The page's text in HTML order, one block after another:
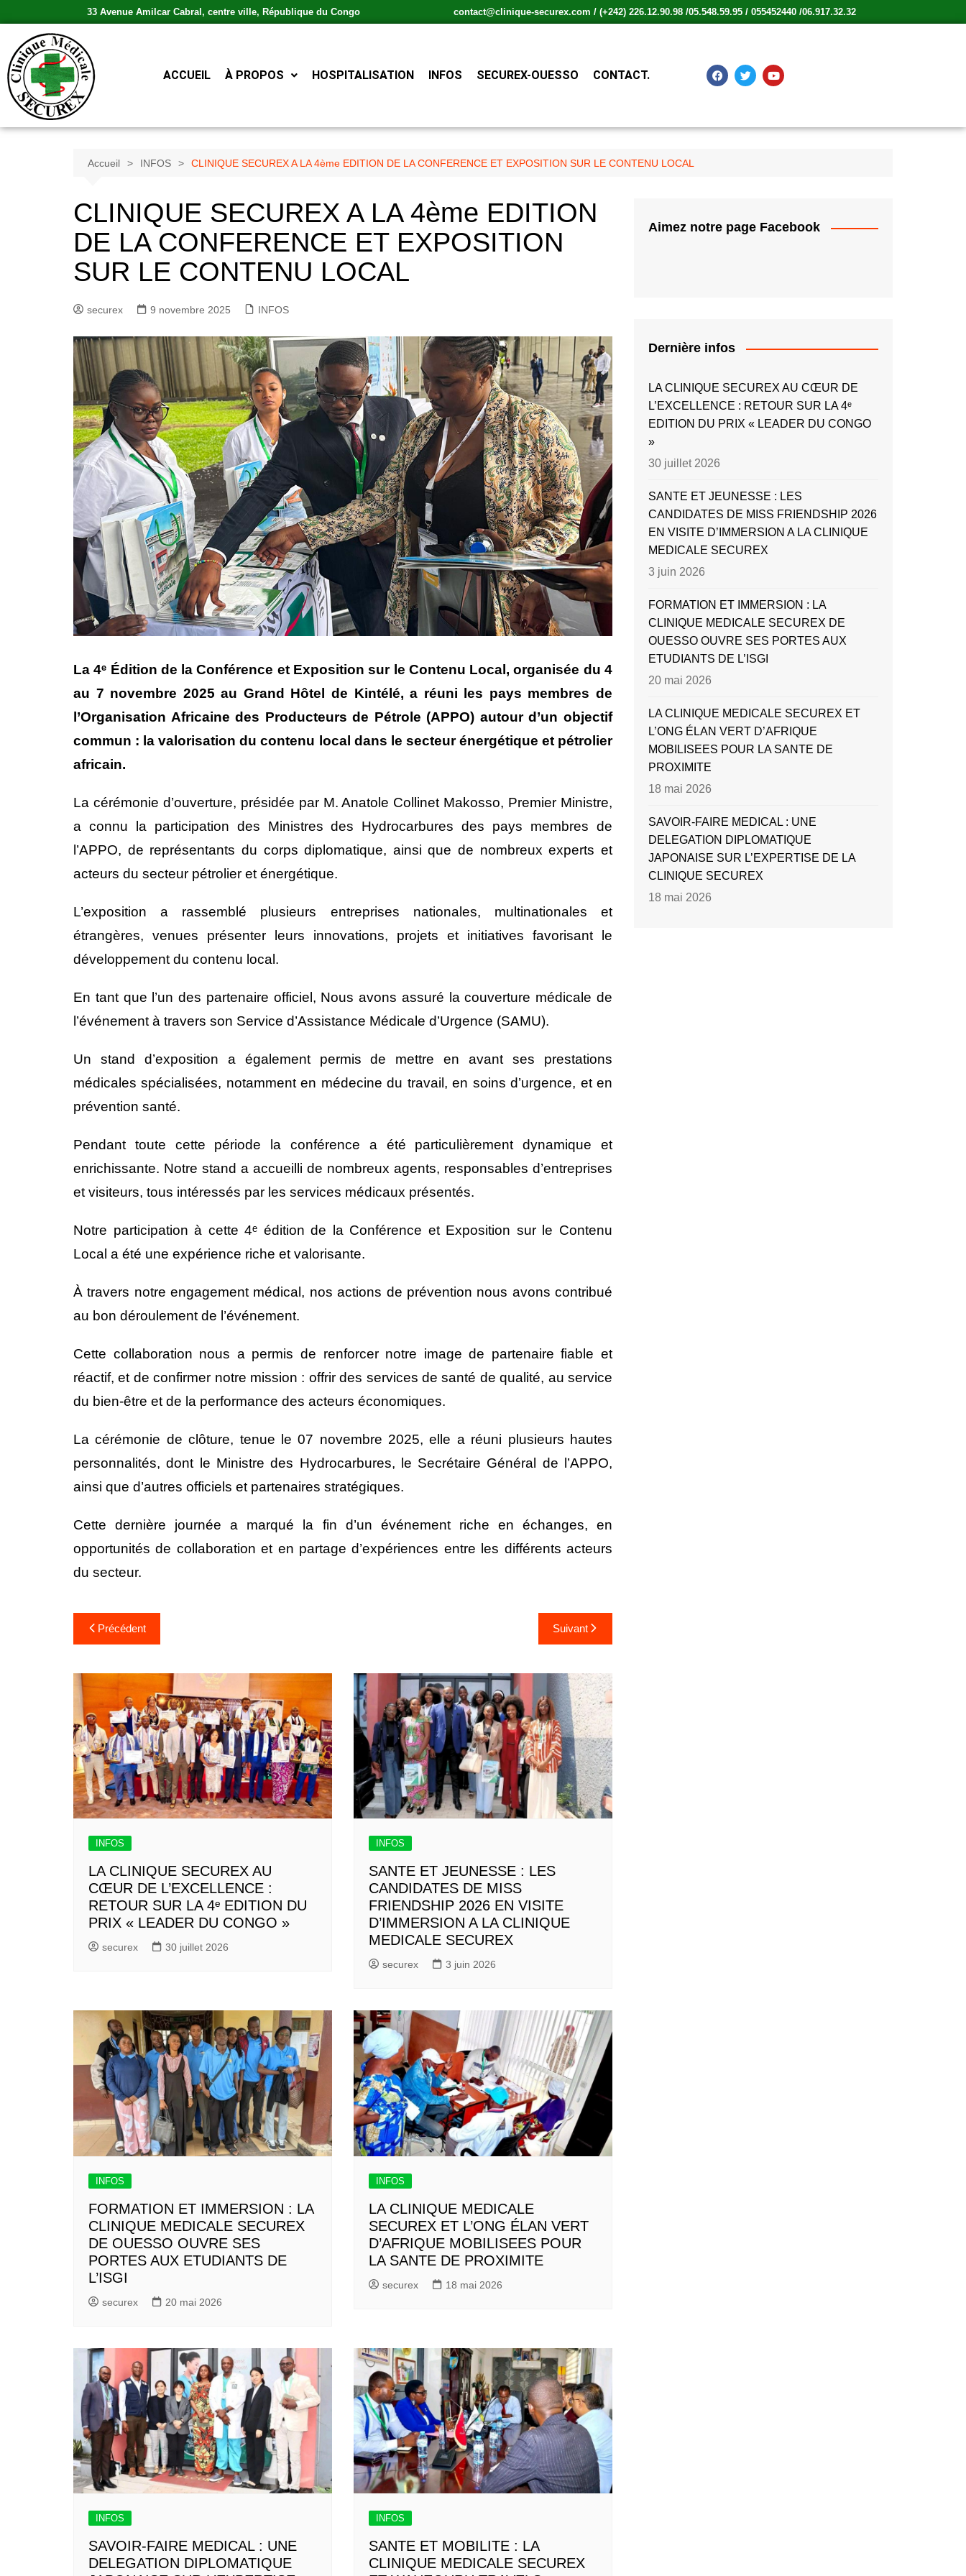
33 Avenue Amilcar Cabral, centre ville, République du Congo contact@clinique-securex.com / (+242) 226.12.90.98 /05.548.59.95 / 055452440 /06.917.32.32
ACCUEIL À PROPOS HOSPITALISATION INFOS SECUREX-OUESSO CONTACT.
Accueil INFOS CLINIQUE SECUREX A LA 4ème EDITION DE LA CONFERENCE ET EXPOSITION SUR LE CONTENU LOCAL
CLINIQUE SECUREX A LA 4ème EDITION
DE LA CONFERENCE ET EXPOSITION
SUR LE CONTENU LOCAL
securex 9 novembre 2025 INFOS
La 4ᵉ Édition de la Conférence et Exposition sur le Contenu Local, organisée du 4
au 7 novembre 2025 au Grand Hôtel de Kintélé, a réuni les pays membres de
l’Organisation Africaine des Producteurs de Pétrole (APPO) autour d’un objectif
commun : la valorisation du contenu local dans le secteur énergétique et pétrolier
africain.
La cérémonie d’ouverture, présidée par M. Anatole Collinet Makosso, Premier Ministre,
a connu la participation des Ministres des Hydrocarbures des pays membres de
l’APPO, de représentants du corps diplomatique, ainsi que de nombreux experts et
acteurs du secteur pétrolier et énergétique.
L’exposition a rassemblé plusieurs entreprises nationales, multinationales et
étrangères, venues présenter leurs innovations, projets et initiatives favorisant le
développement du contenu local.
En tant que l’un des partenaire officiel, Nous avons assuré la couverture médicale de
l’événement à travers son Service d’Assistance Médicale d’Urgence (SAMU).
Un stand d’exposition a également permis de mettre en avant ses prestations
médicales spécialisées, notamment en médecine du travail, en soins d’urgence, et en
prévention santé.
Pendant toute cette période la conférence a été particulièrement dynamique et
enrichissante. Notre stand a accueilli de nombreux agents, responsables d’entreprises
et visiteurs, tous intéressés par les services médicaux présentés.
Notre participation à cette 4ᵉ édition de la Conférence et Exposition sur le Contenu
Local a été une expérience riche et valorisante.
À travers notre engagement médical, nos actions de prévention nous avons contribué
au bon déroulement de l’événement.
Cette collaboration nous a permis de renforcer notre image de partenaire fiable et
réactif, et de confirmer notre mission : offrir des services de santé de qualité, au service
du bien-être et de la performance des acteurs économiques.
La cérémonie de clôture, tenue le 07 novembre 2025, elle a réuni plusieurs hautes
personnalités, dont le Ministre des Hydrocarbures, le Secrétaire Général de l’APPO,
ainsi que d’autres officiels et partenaires stratégiques.
Cette dernière journée a marqué la fin d’un événement riche en échanges, en
opportunités de collaboration et en partage d’expériences entre les différents acteurs
du secteur.
Précédent Suivant
INFOS
LA CLINIQUE SECUREX AU
CŒUR DE L’EXCELLENCE :
RETOUR SUR LA 4ᵉ EDITION DU
PRIX « LEADER DU CONGO »
securex 30 juillet 2026
INFOS
SANTE ET JEUNESSE : LES
CANDIDATES DE MISS
FRIENDSHIP 2026 EN VISITE
D’IMMERSION A LA CLINIQUE
MEDICALE SECUREX
securex 3 juin 2026
INFOS
FORMATION ET IMMERSION : LA
CLINIQUE MEDICALE SECUREX
DE OUESSO OUVRE SES
PORTES AUX ETUDIANTS DE
L’ISGI
securex 20 mai 2026
INFOS
LA CLINIQUE MEDICALE
SECUREX ET L’ONG ÉLAN VERT
D’AFRIQUE MOBILISEES POUR
LA SANTE DE PROXIMITE
securex 18 mai 2026
INFOS
SAVOIR-FAIRE MEDICAL : UNE
DELEGATION DIPLOMATIQUE
INFOS
SANTE ET MOBILITE : LA
CLINIQUE MEDICALE SECUREX
Aimez notre page Facebook
Dernière infos
LA CLINIQUE SECUREX AU CŒUR DE
L’EXCELLENCE : RETOUR SUR LA 4ᵉ
EDITION DU PRIX « LEADER DU CONGO
»
30 juillet 2026
SANTE ET JEUNESSE : LES
CANDIDATES DE MISS FRIENDSHIP 2026
EN VISITE D’IMMERSION A LA CLINIQUE
MEDICALE SECUREX
3 juin 2026
FORMATION ET IMMERSION : LA
CLINIQUE MEDICALE SECUREX DE
OUESSO OUVRE SES PORTES AUX
ETUDIANTS DE L’ISGI
20 mai 2026
LA CLINIQUE MEDICALE SECUREX ET
L’ONG ÉLAN VERT D’AFRIQUE
MOBILISEES POUR LA SANTE DE
PROXIMITE
18 mai 2026
SAVOIR-FAIRE MEDICAL : UNE
DELEGATION DIPLOMATIQUE
JAPONAISE SUR L’EXPERTISE DE LA
CLINIQUE SECUREX
18 mai 2026